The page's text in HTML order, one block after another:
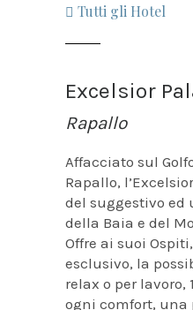
Tutti gli Hotel
Excelsior
Rapallo
Affacciato sul
Rapallo,
del suggestivo ed
della Baia e del
Offre ai suoi
esclusivo, la
relax o per lavoro,
ogni comfort, una